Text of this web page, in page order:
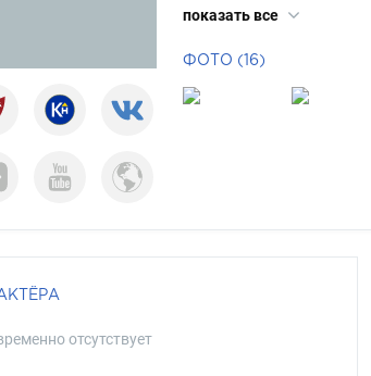
Размер обуви
Длина волос
Цвет волос
показать все
ФОТО (16)
отсутствует